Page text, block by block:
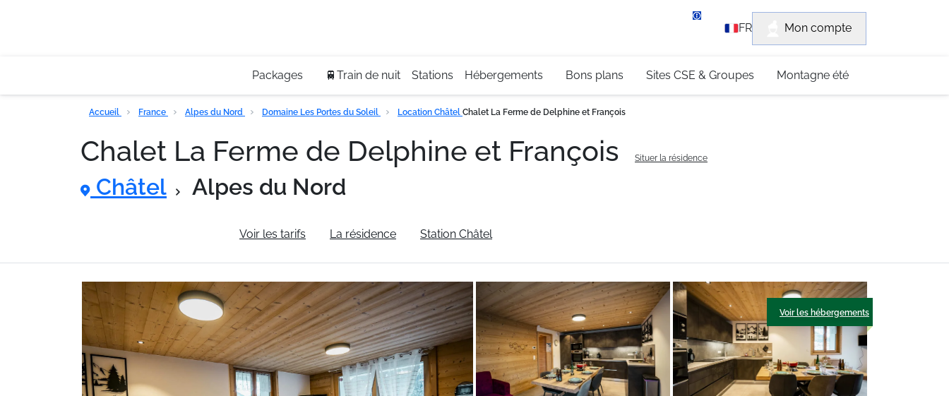
+33 (0)4 79 96 30 69
FR Mon compte
Packages 🚆Train de nuit Stations Hébergements Bons plans Sites CSE & Groupes Montagne été
Accueil France Alpes du Nord Domaine Les Portes du Soleil Location Châtel Chalet La Ferme de Delphine et François
Chalet La Ferme de Delphine et François Situer la résidence
Châtel Alpes du Nord
Voir les tarifs La résidence Station Châtel
Voir les hébergements